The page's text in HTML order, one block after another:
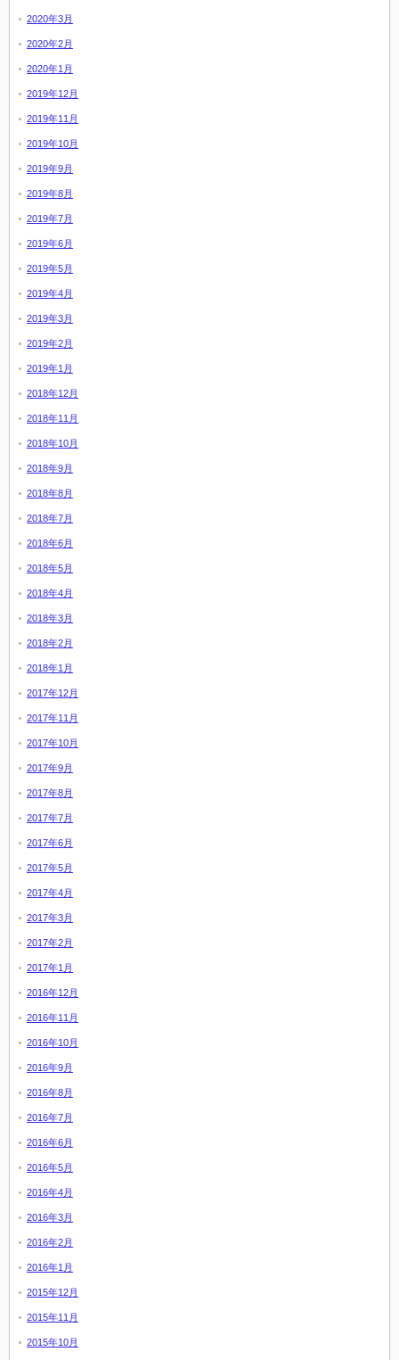
2020年3月
2020年2月
2020年1月
2019年12月
2019年11月
2019年10月
2019年9月
2019年8月
2019年7月
2019年6月
2019年5月
2019年4月
2019年3月
2019年2月
2019年1月
2018年12月
2018年11月
2018年10月
2018年9月
2018年8月
2018年7月
2018年6月
2018年5月
2018年4月
2018年3月
2018年2月
2018年1月
2017年12月
2017年11月
2017年10月
2017年9月
2017年8月
2017年7月
2017年6月
2017年5月
2017年4月
2017年3月
2017年2月
2017年1月
2016年12月
2016年11月
2016年10月
2016年9月
2016年8月
2016年7月
2016年6月
2016年5月
2016年4月
2016年3月
2016年2月
2016年1月
2015年12月
2015年11月
2015年10月